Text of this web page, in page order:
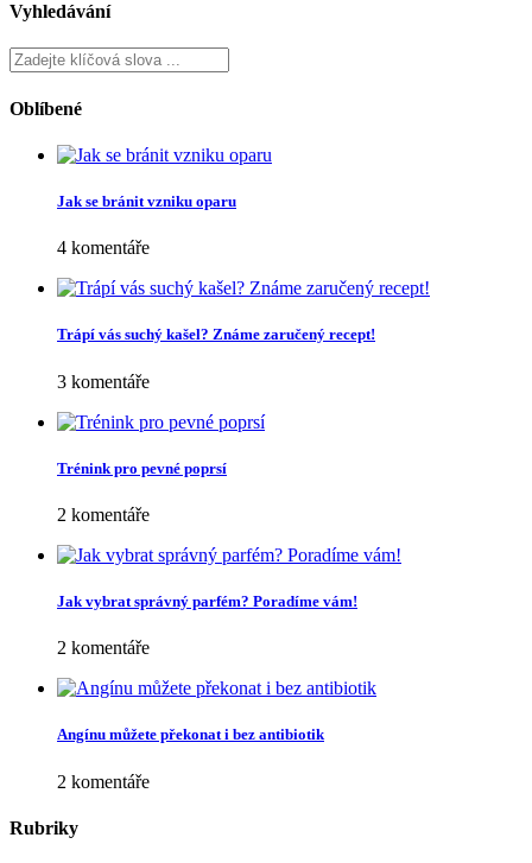
Vyhledávání
Oblíbené
Jak se bránit vzniku oparu
4 komentáře
Trápí vás suchý kašel? Známe zaručený recept!
3 komentáře
Trénink pro pevné poprsí
2 komentáře
Jak vybrat správný parfém? Poradíme vám!
2 komentáře
Angínu můžete překonat i bez antibiotik
2 komentáře
Rubriky